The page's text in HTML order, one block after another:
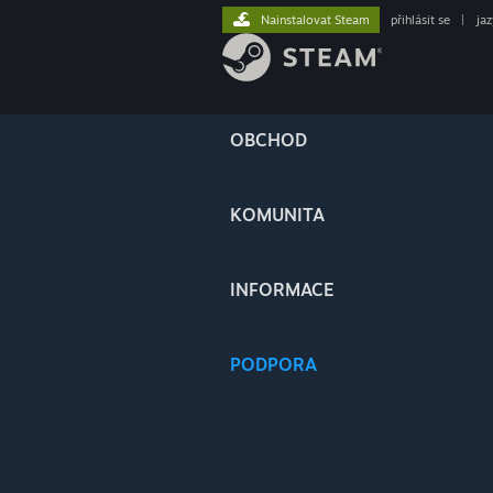
OBCHOD
KOMUNITA
INFORMACE
PODPORA
Nainstalovat Steam přihlásit se